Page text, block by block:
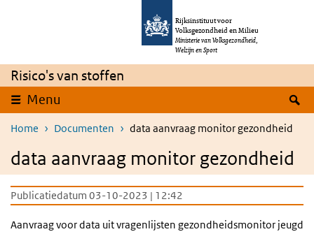
Overslaan en naar de inhoud gaan
Rijksinstituut voor
Volksgezondheid en Milieu
Ministerie van Volksgezondheid,
Welzijn en Sport
Risico's van stoffen
Menu
Home Documenten data aanvraag monitor gezondheid
data aanvraag monitor gezondheid
Publicatiedatum 03-10-2023 | 12:42
Aanvraag voor data uit vragenlijsten gezondheidsmonitor jeugd